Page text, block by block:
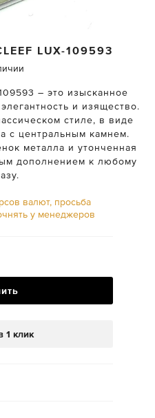
LUX-109593
– это изысканное
и изящество.
стиле, в виде
с центральным камнем.
металла и утонченная
дополнением к любому
валют, просьба
у менеджеров
1 клик